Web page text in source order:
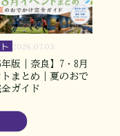
2026.07.03
年版｜奈良】7・8月
まとめ｜夏のおで
ガイド